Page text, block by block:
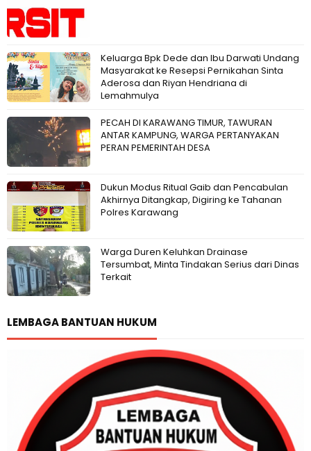
Keluarga Bpk Dede dan Ibu Darwati Undang
Masyarakat ke Resepsi Pernikahan Sinta
Aderosa dan Riyan Hendriana di
Lemahmulya
PECAH DI KARAWANG TIMUR, TAWURAN
ANTAR KAMPUNG, WARGA PERTANYAKAN
PERAN PEMERINTAH DESA
Dukun Modus Ritual Gaib dan Pencabulan
Akhirnya Ditangkap, Digiring ke Tahanan
Polres Karawang
Warga Duren Keluhkan Drainase
Tersumbat, Minta Tindakan Serius dari Dinas
Terkait
LEMBAGA BANTUAN HUKUM